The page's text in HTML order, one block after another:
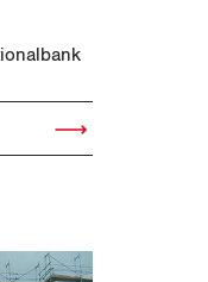
Artikel lesen